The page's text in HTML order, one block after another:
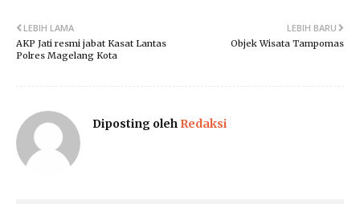
LEBIH BARU
Objek Wisata Tampomas
LEBIH LAMA
AKP Jati resmi jabat Kasat Lantas
Polres Magelang Kota
Diposting oleh Redaksi